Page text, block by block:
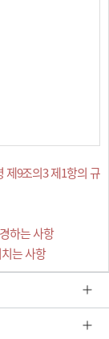
제9조의3 제1항의 규
하는 사항
는 사항